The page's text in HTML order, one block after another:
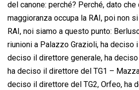
del canone: perché? Perché, dato
maggioranza occupa la RAI, poi non
RAI, noi siamo a questo punto:
riunioni a Palazzo Grazioli, ha deciso
deciso il direttore generale, ha
ha deciso il direttore del TG1 –
deciso il direttore del TG2, Orfeo, ha